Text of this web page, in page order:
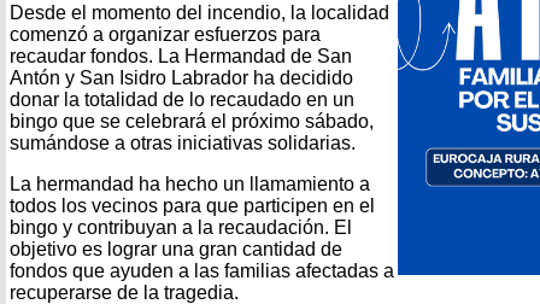
Desde el momento del incendio, la localidad
comenzó a organizar esfuerzos para
recaudar fondos. La Hermandad de San
Antón y San Isidro Labrador ha decidido
donar la totalidad de lo recaudado en un
bingo que se celebrará el próximo sábado,
sumándose a otras iniciativas solidarias.
La hermandad ha hecho un llamamiento a
todos los vecinos para que participen en el
bingo y contribuyan a la recaudación. El
objetivo es lograr una gran cantidad de
fondos que ayuden a las familias afectadas a
recuperarse de la tragedia.